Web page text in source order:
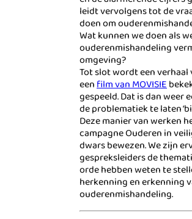
leidt vervolgens tot de
doen om
Wat kunnen we doen als
ouderenmishandeling
omgeving?
Tot slot wordt een verhaal
eenfilm van MOVISIE
gespeeld. Dat is dan weer
de problematiek te laten
Deze manier van werken
campagne Ouderen in
dwars bewezen. We zijn
gespreksleiders de
orde hebben weten te
herkenning en erkenning
ouderenmishandeling.